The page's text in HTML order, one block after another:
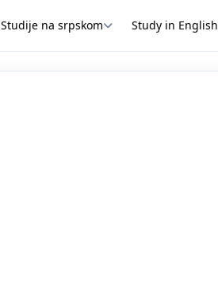
Studije na srpskom Study in English